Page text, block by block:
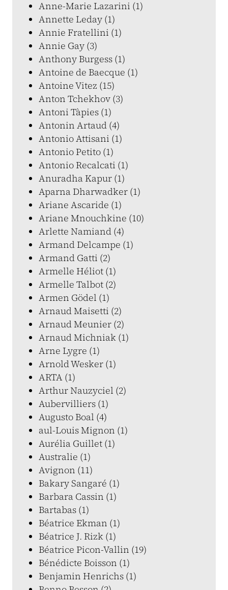
Anne-Marie Lazarini (1)
Annette Leday (1)
Annie Fratellini (1)
Annie Gay (3)
Anthony Burgess (1)
Antoine de Baecque (1)
Antoine Vitez (15)
Anton Tchekhov (3)
Antoni Tàpies (1)
Antonin Artaud (4)
Antonio Attisani (1)
Antonio Petito (1)
Antonio Recalcati (1)
Anuradha Kapur (1)
Aparna Dharwadker (1)
Ariane Ascaride (1)
Ariane Mnouchkine (10)
Arlette Namiand (4)
Armand Delcampe (1)
Armand Gatti (2)
Armelle Héliot (1)
Armelle Talbot (2)
Armen Gödel (1)
Arnaud Maisetti (2)
Arnaud Meunier (2)
Arnaud Michniak (1)
Arne Lygre (1)
Arnold Wesker (1)
ARTA (1)
Arthur Nauzyciel (2)
Aubervilliers (1)
Augusto Boal (4)
aul-Louis Mignon (1)
Aurélia Guillet (1)
Australie (1)
Avignon (11)
Bakary Sangaré (1)
Barbara Cassin (1)
Bartabas (1)
Béatrice Ekman (1)
Béatrice J. Rizk (1)
Béatrice Picon-Vallin (19)
Bénédicte Boisson (1)
Benjamin Henrichs (1)